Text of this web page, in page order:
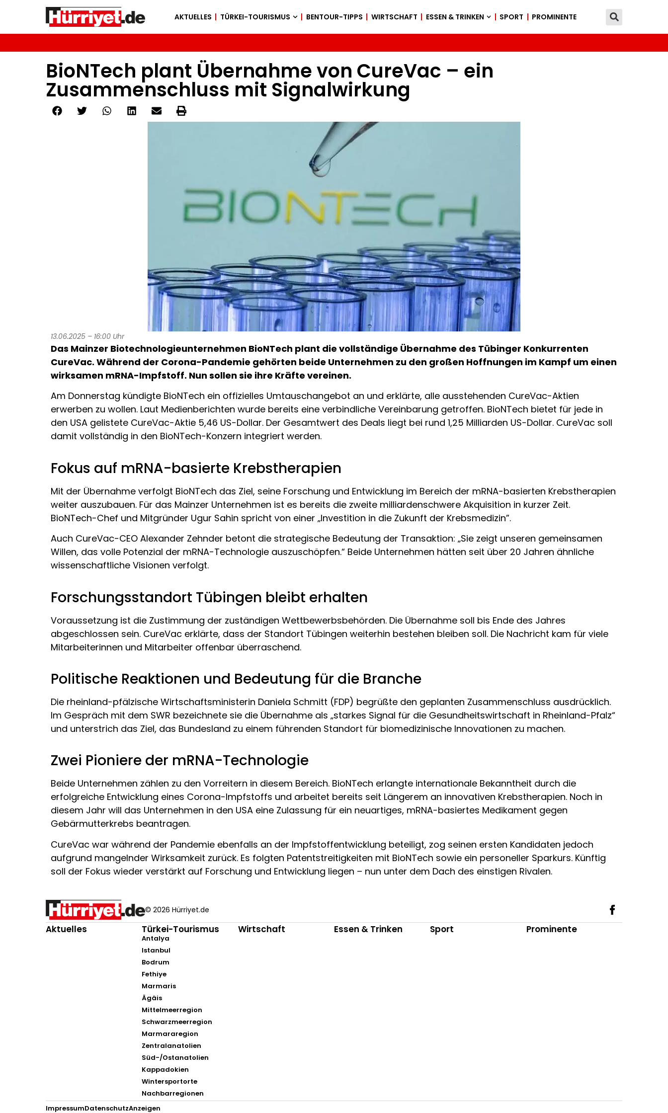
AKTUELLES TÜRKEI-TOURISMUS BENTOUR-TIPPS WIRTSCHAFT ESSEN & TRINKEN SPORT PROMINENTE
BioNTech plant Übernahme von CureVac – ein
Zusammenschluss mit Signalwirkung
13.06.2025 – 16:00 Uhr
Das Mainzer Biotechnologieunternehmen BioNTech plant die vollständige Übernahme des Tübinger Konkurrenten
CureVac. Während der Corona-Pandemie gehörten beide Unternehmen zu den großen Hoffnungen im Kampf um einen
wirksamen mRNA-Impfstoff. Nun sollen sie ihre Kräfte vereinen.
Am Donnerstag kündigte BioNTech ein offizielles Umtauschangebot an und erklärte, alle ausstehenden CureVac-Aktien
erwerben zu wollen. Laut Medienberichten wurde bereits eine verbindliche Vereinbarung getroffen. BioNTech bietet für jede in
den USA gelistete CureVac-Aktie 5,46 US-Dollar. Der Gesamtwert des Deals liegt bei rund 1,25 Milliarden US-Dollar. CureVac soll
damit vollständig in den BioNTech-Konzern integriert werden.
Fokus auf mRNA-basierte Krebstherapien
Mit der Übernahme verfolgt BioNTech das Ziel, seine Forschung und Entwicklung im Bereich der mRNA-basierten Krebstherapien
weiter auszubauen. Für das Mainzer Unternehmen ist es bereits die zweite milliardenschwere Akquisition in kurzer Zeit.
BioNTech-Chef und Mitgründer Ugur Sahin spricht von einer „Investition in die Zukunft der Krebsmedizin”.
Auch CureVac-CEO Alexander Zehnder betont die strategische Bedeutung der Transaktion: „Sie zeigt unseren gemeinsamen
Willen, das volle Potenzial der mRNA-Technologie auszuschöpfen.“ Beide Unternehmen hätten seit über 20 Jahren ähnliche
wissenschaftliche Visionen verfolgt.
Forschungsstandort Tübingen bleibt erhalten
Voraussetzung ist die Zustimmung der zuständigen Wettbewerbsbehörden. Die Übernahme soll bis Ende des Jahres
abgeschlossen sein. CureVac erklärte, dass der Standort Tübingen weiterhin bestehen bleiben soll. Die Nachricht kam für viele
Mitarbeiterinnen und Mitarbeiter offenbar überraschend.
Politische Reaktionen und Bedeutung für die Branche
Die rheinland-pfälzische Wirtschaftsministerin Daniela Schmitt (FDP) begrüßte den geplanten Zusammenschluss ausdrücklich.
Im Gespräch mit dem SWR bezeichnete sie die Übernahme als „starkes Signal für die Gesundheitswirtschaft in Rheinland-Pfalz“
und unterstrich das Ziel, das Bundesland zu einem führenden Standort für biomedizinische Innovationen zu machen.
Zwei Pioniere der mRNA-Technologie
Beide Unternehmen zählen zu den Vorreitern in diesem Bereich. BioNTech erlangte internationale Bekanntheit durch die
erfolgreiche Entwicklung eines Corona-Impfstoffs und arbeitet bereits seit Längerem an innovativen Krebstherapien. Noch in
diesem Jahr will das Unternehmen in den USA eine Zulassung für ein neuartiges, mRNA-basiertes Medikament gegen
Gebärmutterkrebs beantragen.
CureVac war während der Pandemie ebenfalls an der Impfstoffentwicklung beteiligt, zog seinen ersten Kandidaten jedoch
aufgrund mangelnder Wirksamkeit zurück. Es folgten Patentstreitigkeiten mit BioNTech sowie ein personeller Sparkurs. Künftig
soll der Fokus wieder verstärkt auf Forschung und Entwicklung liegen – nun unter dem Dach des einstigen Rivalen.
© 2026 Hürriyet.de
Aktuelles Türkei-Tourismus
Antalya
Istanbul
Bodrum
Fethiye
Marmaris
Ägäis
Mittelmeerregion
Schwarzmeerregion
Marmararegion
Zentralanatolien
Süd-/Ostanatolien
Kappadokien
Wintersportorte
Nachbarregionen
Wirtschaft Essen & Trinken Sport Prominente
ImpressumDatenschutzAnzeigen